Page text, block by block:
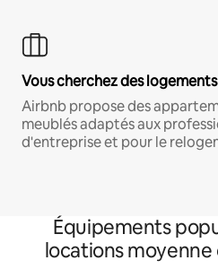
Vous cherchez des
Airbnb propose des
meublés adaptés aux
d'entreprise et pour le
Équipements
locations